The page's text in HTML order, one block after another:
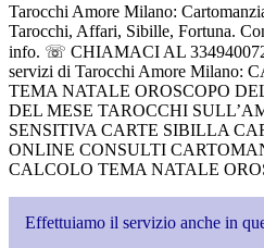
Tarocchi Amore Milano:
Tarocchi, Affari, Sibille, Fortuna.
info. ☏ CHIAMACI AL
servizi di Tarocchi Amore Milano:
TEMA NATALE OROSCOPO
DEL MESE TAROCCHI
SENSITIVA CARTE SIBILLA
ONLINE CONSULTI
CALCOLO TEMA NATALE
Effettuiamo il servizio anche in